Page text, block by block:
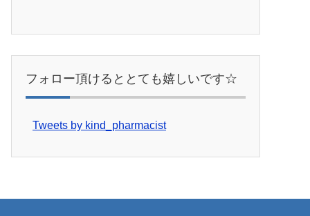
フォロー頂けるととても嬉しいです☆
Tweets by kind_pharmacist